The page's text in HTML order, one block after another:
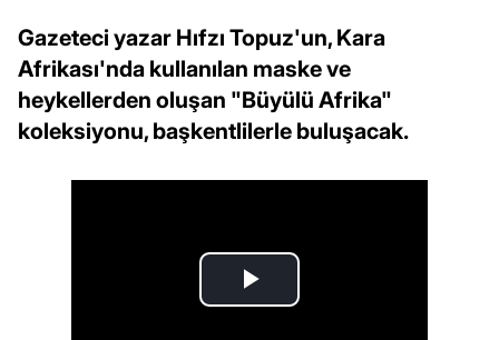
Gazeteci yazar Hıfzı Topuz'un, Kara
Afrikası'nda kullanılan maske ve
heykellerden oluşan "Büyülü Afrika"
koleksiyonu, başkentlilerle buluşacak.